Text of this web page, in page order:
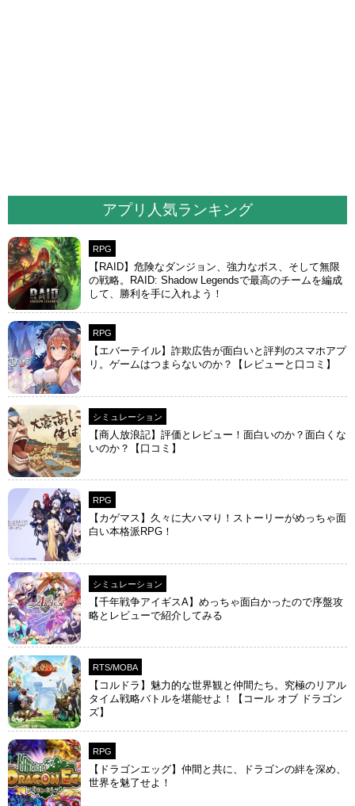
アプリ人気ランキング
RPG
【RAID】危険なダンジョン、強力なボス、そして無限
の戦略。RAID: Shadow Legendsで最高のチームを編成
して、勝利を手に入れよう！
RPG
【エバーテイル】詐欺広告が面白いと評判のスマホアプ
リ。ゲームはつまらないのか？【レビューと口コミ】
シミュレーション
【商人放浪‪記】評価とレビュー！面白いのか？面白くな
いのか？【口コミ】
RPG
【カゲマス】久々に大ハマり！ストーリーがめっちゃ面
白い本格派RPG！
シミュレーション
【千年戦争アイギスA】めっちゃ面白かったので序盤攻
略とレビューで紹介してみる
RTS/MOBA
【コルドラ】魅力的な世界観と仲間たち。究極のリアル
タイム戦略バトルを堪能せよ！【コール オブ ドラゴン
ズ】
RPG
【ドラゴンエッグ】仲間と共に、ドラゴンの絆を深め、
世界を魅了せよ！